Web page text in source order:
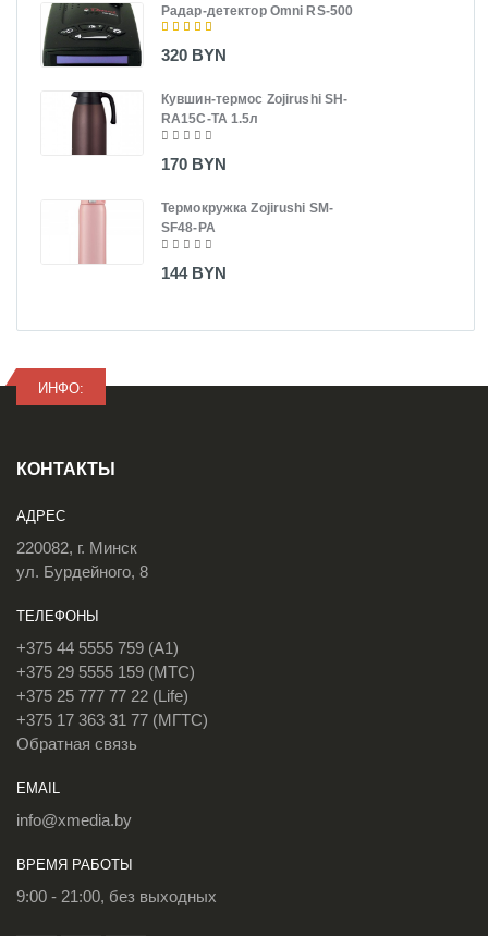
Радар-детектор Omni RS-500
320 BYN
Кувшин-термос Zojirushi SH-
RA15C-TA 1.5л
170 BYN
Термокружка Zojirushi SM-
SF48-PA
144 BYN
ИНФО:
КОНТАКТЫ
АДРЕС
220082, г. Минск
ул. Бурдейного, 8
ТЕЛЕФОНЫ
+375 44 5555 759 (A1)
+375 29 5555 159 (МТС)
+375 25 777 77 22 (Life)
+375 17 363 31 77 (МГТС)
Обратная связь
EMAIL
info@xmedia.by
ВРЕМЯ РАБОТЫ
9:00 - 21:00, без выходных